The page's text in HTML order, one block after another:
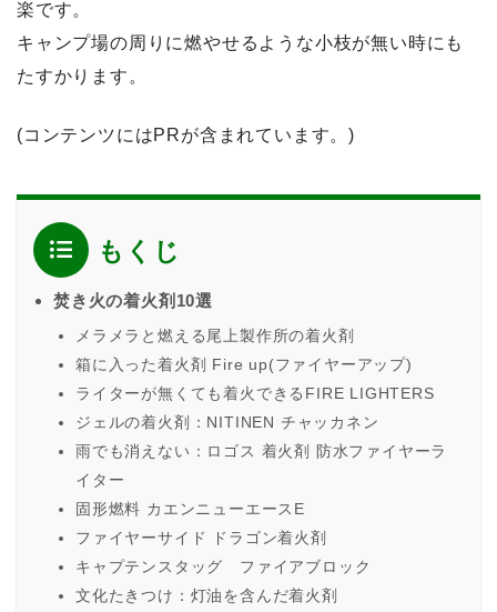
楽です。
キャンプ場の周りに燃やせるような小枝が無い時にも
たすかります。
(コンテンツにはPRが含まれています。)
もくじ
焚き火の着火剤10選
メラメラと燃える尾上製作所の着火剤
箱に入った着火剤 Fire up(ファイヤーアップ)
ライターが無くても着火できるFIRE LIGHTERS
ジェルの着火剤：NITINEN チャッカネン
雨でも消えない：ロゴス 着火剤 防水ファイヤーラ
イター
固形燃料 カエンニューエースE
ファイヤーサイド ドラゴン着火剤
キャプテンスタッグ ファイアブロック
文化たきつけ：灯油を含んだ着火剤